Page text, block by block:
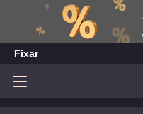
Fixar